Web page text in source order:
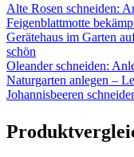
Alte Rosen schneiden:
Feigenblattmotte
Gerätehaus im Garten
schön
Oleander schneiden:
Naturgarten anlegen –
Johannisbeeren